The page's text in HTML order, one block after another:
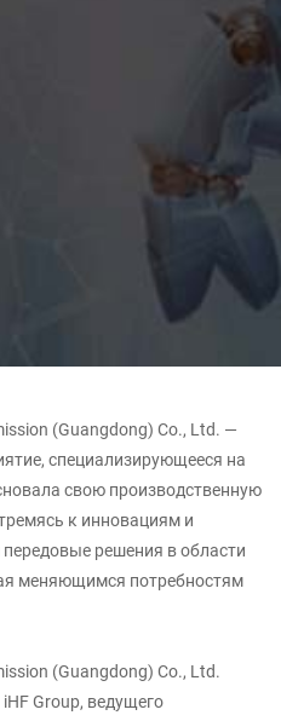
(Guangdong) Co., Ltd. —
специализирующееся на
свою производственную
к инновациям и
решения в области
меняющимся потребностям
(Guangdong) Co., Ltd.
Group, ведущего